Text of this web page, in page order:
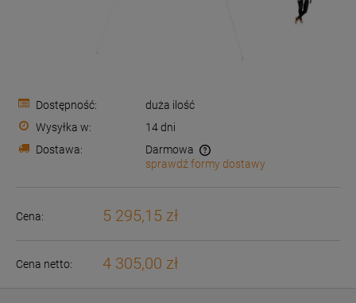
Dostępność:
duża ilość
Wysyłka w:
14 dni
Dostawa:
Darmowa
Cena nie zawiera ewentualnych kosztów płatności
sprawdź formy dostawy
Cena: 5 295,15 zł
Cena netto: 4 305,00 zł